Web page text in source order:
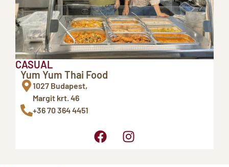
CASUAL
Yum Yum Thai Food
1027 Budapest,
Margit krt. 46
+36 70 364 4451